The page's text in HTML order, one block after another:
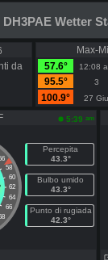
DH3PAE Wetter
da
Max-
57.6°
12:08
95.5°
3
100.9°
27 Giu
5:39 am
58
60
62
64
66
Percepita
43.3°
Bulbo umido
43.3°
Punto di rugiada
42.3°